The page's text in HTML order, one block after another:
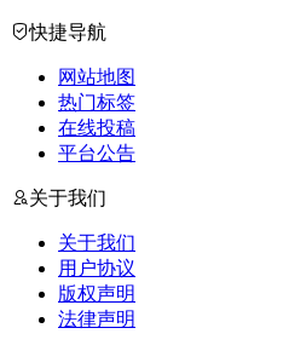
快捷导航
网站地图
热门标签
在线投稿
平台公告
关于我们
关于我们
用户协议
版权声明
法律声明